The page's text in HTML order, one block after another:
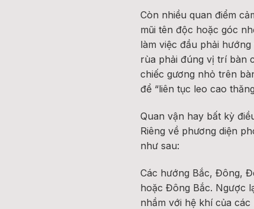
Còn nhiều quan điểm
mũi tên độc hoặc góc
làm việc đầu phải
rùa phải đúng vị trí bàn
chiếc gương nhỏ trên
để “liên tục leo cao
Quan vận hay bất kỳ
Riêng về phương diện
như sau:
Các hướng Bắc, Đông,
hoặc Đông Bắc. Ngược
nhầm với hệ khí của